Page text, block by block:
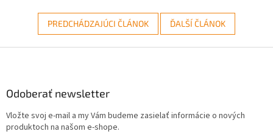
PREDCHÁDZAJÚCI ČLÁNOK ĎALŠÍ ČLÁNOK
Odoberať newsletter
Vložte svoj e-mail a my Vám budeme zasielať informácie o nových
produktoch na našom e-shope.